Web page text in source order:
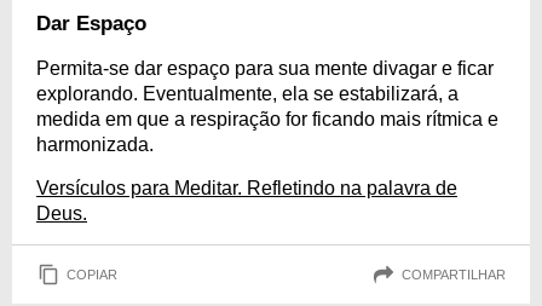
Dar Espaço
Permita-se dar espaço para sua mente divagar e ficar
explorando. Eventualmente, ela se estabilizará, a
medida em que a respiração for ficando mais rítmica e
harmonizada.
Versículos para Meditar. Refletindo na palavra de
Deus.
COPIAR COMPARTILHAR